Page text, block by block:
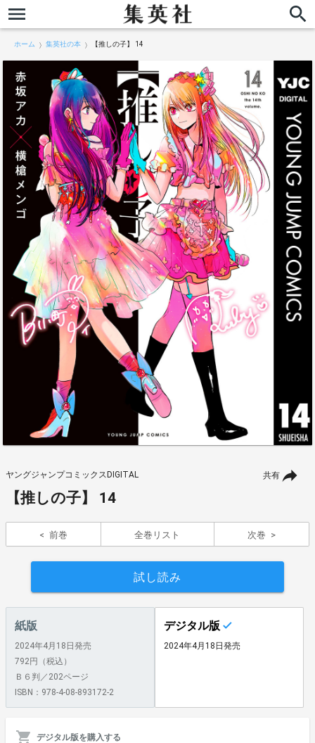
ホーム 集英社の本 【推しの子】 14
共有
ヤングジャンプコミックスDIGITAL
【推しの子】 14
前巻 全巻リスト 次巻
試し読み
紙版
2024年4月18日発売
792円（税込）
Ｂ６判／202ページ
ISBN：978-4-08-893172-2
デジタル版
2024年4月18日発売
デジタル版を購入する